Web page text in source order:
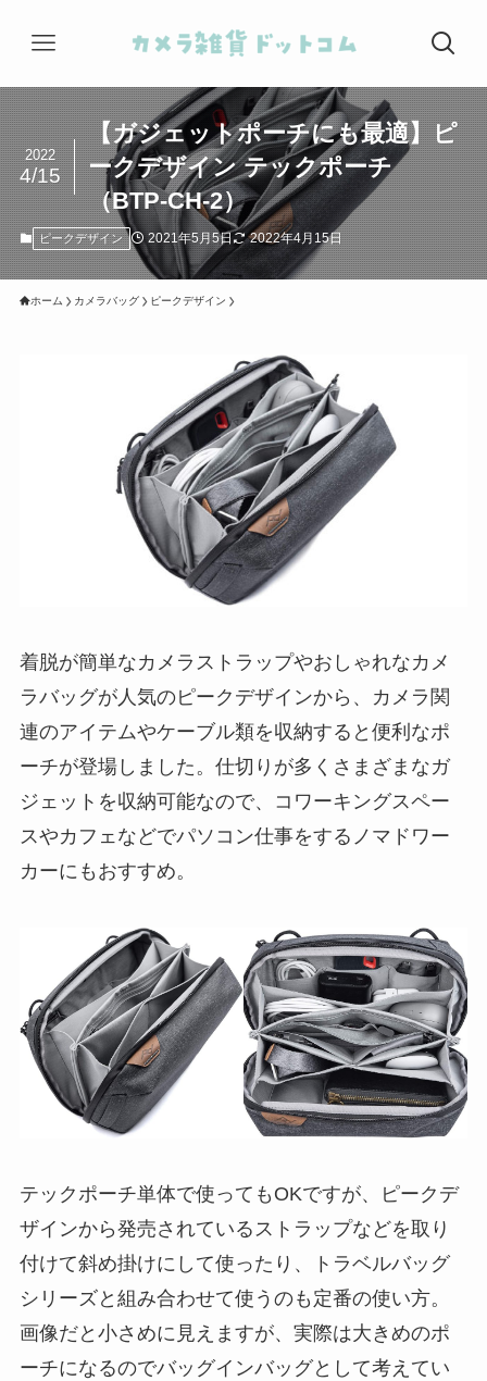
【ガジェットポーチにも最適】ピ
ークデザイン テックポーチ
（BTP-CH-2）
2022
4/15
ピークデザイン 2021年5月5日 2022年4月15日
ホーム カメラバッグ ピークデザイン
着脱が簡単なカメラストラップやおしゃれなカメ
ラバッグが人気のピークデザインから、カメラ関
連のアイテムやケーブル類を収納すると便利なポ
ーチが登場しました。仕切りが多くさまざまなガ
ジェットを収納可能なので、コワーキングスペー
スやカフェなどでパソコン仕事をするノマドワー
カーにもおすすめ。
テックポーチ単体で使ってもOKですが、ピークデ
ザインから発売されているストラップなどを取り
付けて斜め掛けにして使ったり、トラベルバッグ
シリーズと組み合わせて使うのも定番の使い方。
画像だと小さめに見えますが、実際は大きめのポ
ーチになるのでバッグインバッグとして考えてい